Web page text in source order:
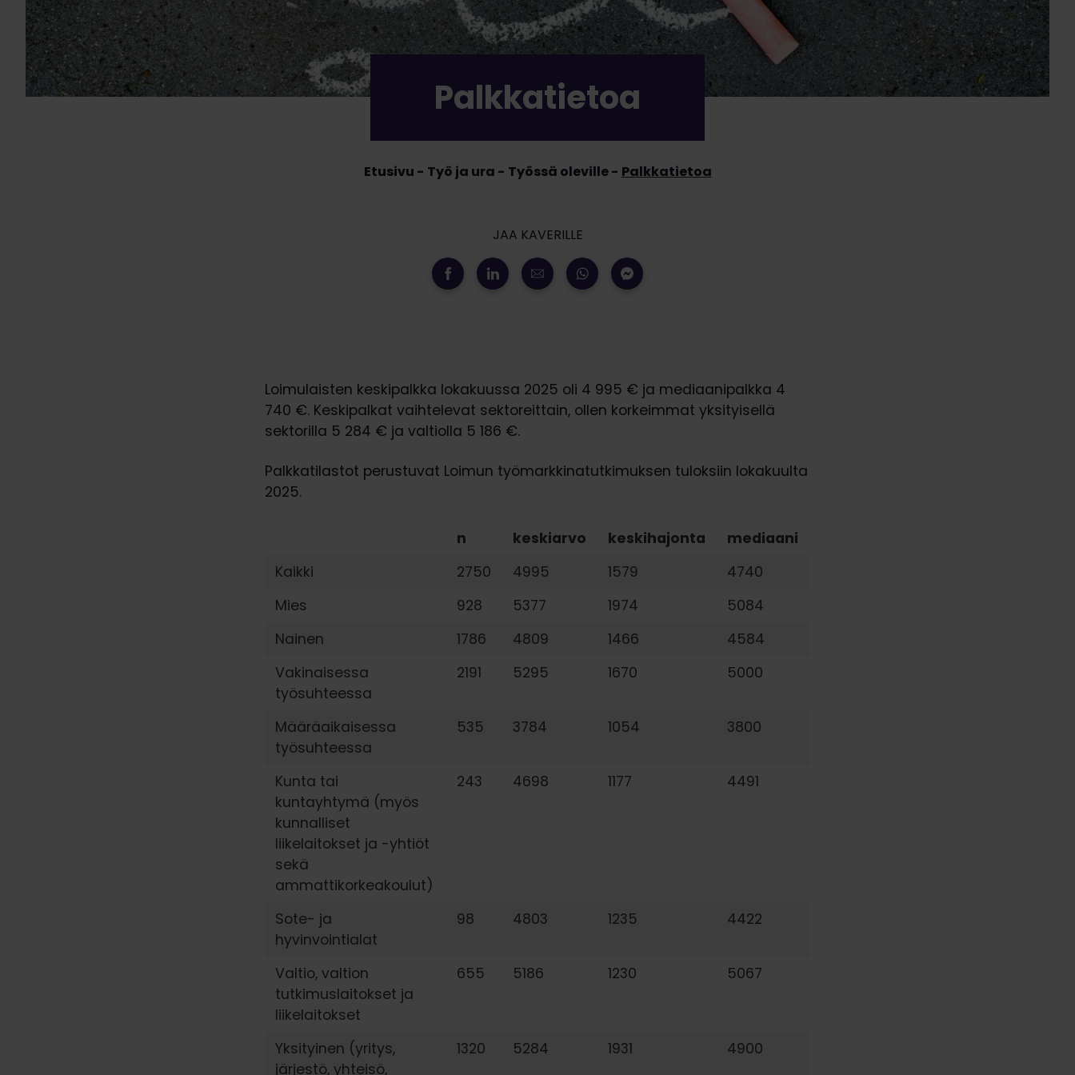
Etusivu Työ ja ura Työssä oleville Palkkatietoa
Palkkatietoa
JAA KAVERILLE
Loimulaisten keskipalkka lokakuussa 2025 oli 4 995 € ja mediaanipalkka 4
740 €. Keskipalkat vaihtelevat sektoreittain, ollen korkeimmat yksityisellä
sektorilla 5 284 € ja valtiolla 5 186 €.
Palkkatilastot perustuvat Loimun työmarkkinatutkimuksen tuloksiin lokakuulta
2025.
n keskiarvo keskihajonta
mediaani
Kaikki
2750 4995 1579
4740
Mies
928 5377 1974
5084
Nainen
1786 4809 1466
4584
Vakinaisessa
työsuhteessa
2191 5295 1670 5000
Määräaikaisessa
työsuhteessa
535 3784 1054 3800
Kunta tai
kuntayhtymä (myös
kunnalliset
liikelaitokset ja -yhtiöt
sekä
ammattikorkeakoulut)
243 4698 1177 4491
Sote- ja
hyvinvointialat
98 4803 1235 4422
Valtio, valtion
tutkimuslaitokset ja
liikelaitokset
655 5186 1230 5067
Yksityinen (yritys,
järjestö, yhteisö,
1320 5284 1931 4900